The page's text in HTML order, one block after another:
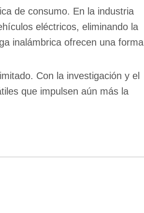
de consumo. En la industria
eléctricos, eliminando la
inalámbrica ofrecen una forma
Con la investigación y el
que impulsen aún más la